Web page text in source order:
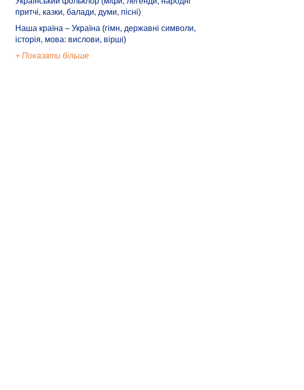
притчі, казки, балади, думи, пісні)
Наша країна – Україна (гімн, державні символи,
історія, мова: вислови, вірші)
+ Показати більше